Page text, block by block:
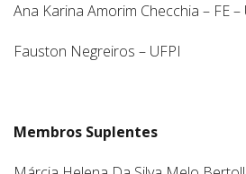
Ana Karina Amorim Checchia – FE –
Fauston Negreiros – UFPI
Membros Suplentes